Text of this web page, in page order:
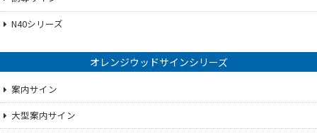
N40シリーズ
オレンジウッドサインシリーズ
案内サイン
大型案内サイン